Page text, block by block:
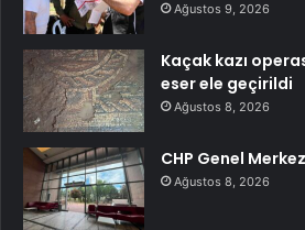
Ağustos 9, 2026
Kaçak kazı
eser ele geçirildi
Ağustos 8, 2026
CHP Genel
Ağustos 8, 2026